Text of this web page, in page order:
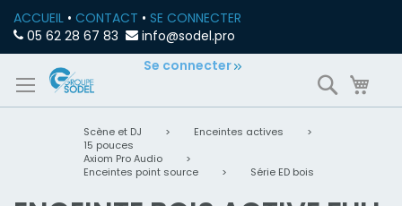
ACCUEIL • CONTACT • SE CONNECTER
05 62 28 67 83
info@sodel.pro
Se connecter
Scène et DJ > Enceintes actives
>
15 pouces
Axiom Pro Audio
>
Enceintes point source
> Série ED bois